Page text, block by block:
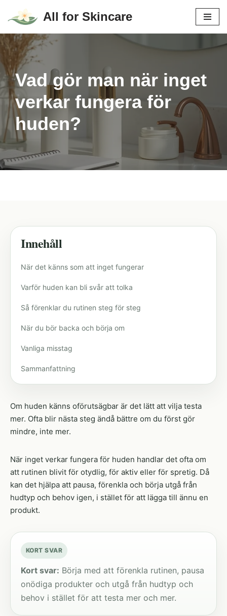
Hoppa
till
innehåll
All for Skincare
Vad gör man när inget
verkar fungera för
huden?
Innehåll
När det känns som att inget fungerar
Varför huden kan bli svår att tolka
Så förenklar du rutinen steg för steg
När du bör backa och börja om
Vanliga misstag
Sammanfattning
Om huden känns oförutsägbar är det lätt att vilja testa
mer. Ofta blir nästa steg ändå bättre om du först gör
mindre, inte mer.
När inget verkar fungera för huden handlar det ofta om
att rutinen blivit för otydlig, för aktiv eller för spretig. Då
kan det hjälpa att pausa, förenkla och börja utgå från
hudtyp och behov igen, i stället för att lägga till ännu en
produkt.
KORT SVAR
Kort svar: Börja med att förenkla rutinen, pausa
onödiga produkter och utgå från hudtyp och
behov i stället för att testa mer och mer.